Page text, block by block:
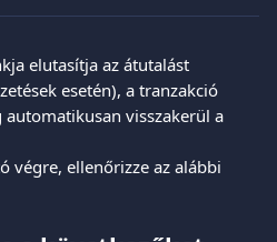
elutasítja az átutalást
esetén), a tranzakció
automatikusan visszakerül a
végre, ellenőrizze az alábbi